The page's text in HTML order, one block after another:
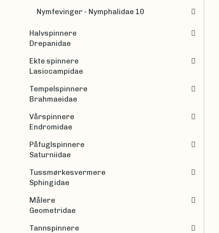
Nymfevinger - Nymphalidae 10
Halvspinnere
Drepanidae
Ekte spinnere
Lasiocampidae
Tempelspinnere
Brahmaeidae
Vårspinnere
Endromidae
Påfuglspinnere
Saturniidae
Tussmørkesvermere
Sphingidae
Målere
Geometridae
Tannspinnere